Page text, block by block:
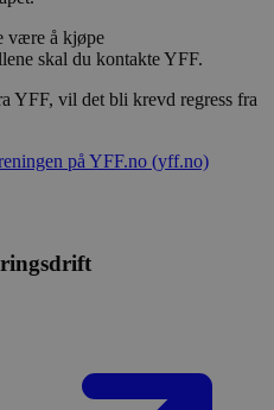
være å kjøpe
skal du kontakte YFF.
YFF, vil det bli krevd regress fra
på YFF.no (yff.no)